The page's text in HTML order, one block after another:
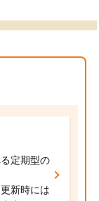
定期型の
新時には